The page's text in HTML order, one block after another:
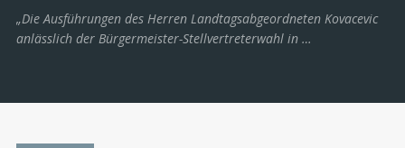
„Die Ausführungen des Herren Landtagsabgeordneten Kovacevic
anlässlich der Bürgermeister-Stellvertreterwahl in …